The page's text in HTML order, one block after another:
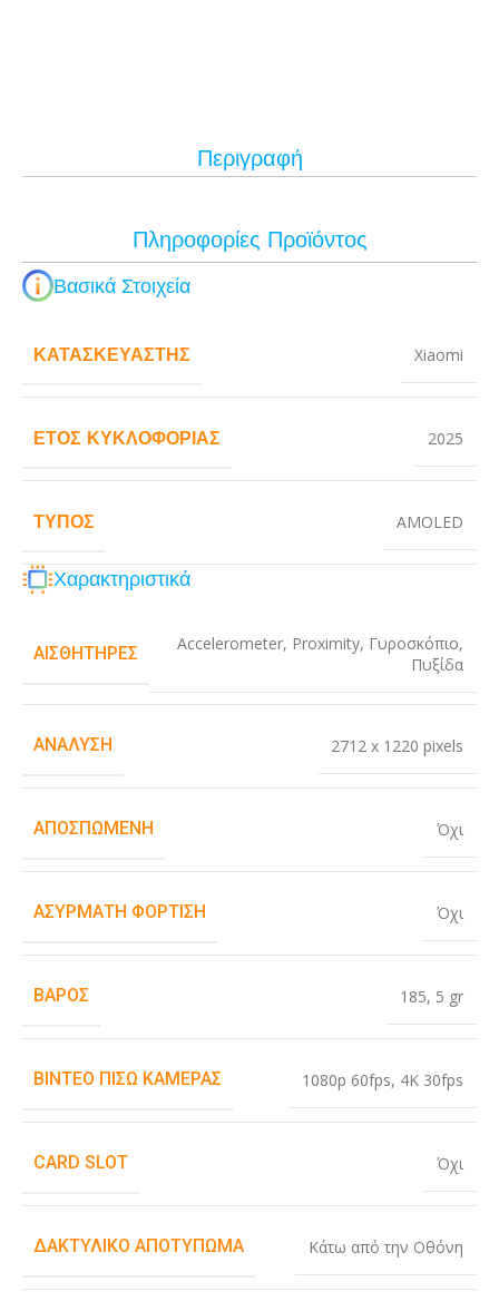
Περιγραφή
Πληροφορίες Προϊόντος
Βασικά Στοιχεία
ΚΑΤΑΣΚΕΥΑΣΤΉΣ Xiaomi
ΈΤΟΣ ΚΥΚΛΟΦΟΡΊΑΣ 2025
ΤΎΠΟΣ AMOLED
Χαρακτηριστικά
ΑΙΣΘΗΤΉΡΕΣ Accelerometer, Proximity, Γυροσκόπιο,
Πυξίδα
ΑΝΆΛΥΣΗ 2712 x 1220 pixels
ΑΠΟΣΠΏΜΕΝΗ Όχι
ΑΣΎΡΜΑΤΗ ΦΌΡΤΙΣΗ Όχι
ΒΆΡΟΣ 185, 5 gr
ΒΊΝΤΕΟ ΠΊΣΩ ΚΆΜΕΡΑΣ 1080p 60fps, 4K 30fps
CARD SLOT Όχι
ΔΑΚΤΥΛΙΚΌ ΑΠΟΤΎΠΩΜΑ Κάτω από την Οθόνη